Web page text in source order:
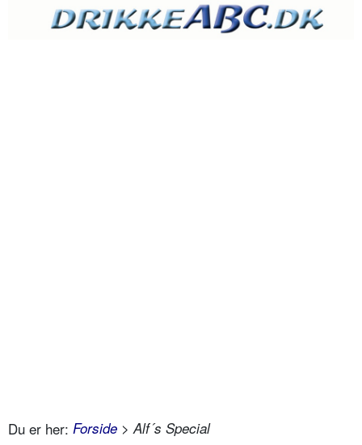
Du er her: Forside > Alf´s Special